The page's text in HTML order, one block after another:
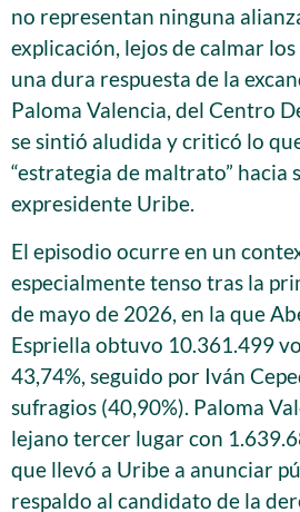
no representan ninguna
explicación, lejos de calmar
una dura respuesta de la
Paloma Valencia, del Centro
se sintió aludida y criticó lo
“estrategia de maltrato” hacia
expresidente Uribe.
El episodio ocurre en un
especialmente tenso tras la
de mayo de 2026, en la que
Espriella obtuvo 10.361.499
43,74%, seguido por Iván
sufragios (40,90%). Paloma
lejano tercer lugar con
que llevó a Uribe a anunciar
respaldo al candidato de la